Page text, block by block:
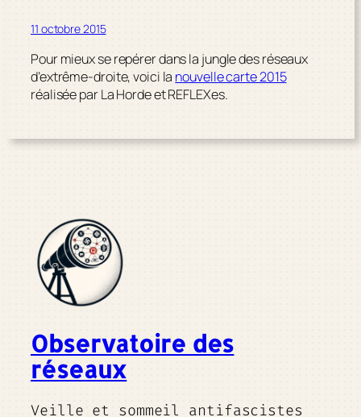
11 octobre 2015
Pour mieux se repérer dans la jungle des réseaux
d’extrême-droite, voici la nouvelle carte 2015
réalisée par La Horde et REFLEXes.
Observatoire des
réseaux
Veille et sommeil antifascistes